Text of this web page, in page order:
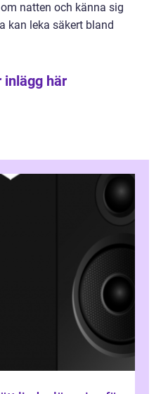
natten och känna sig
kan leka säkert bland
inlägg här